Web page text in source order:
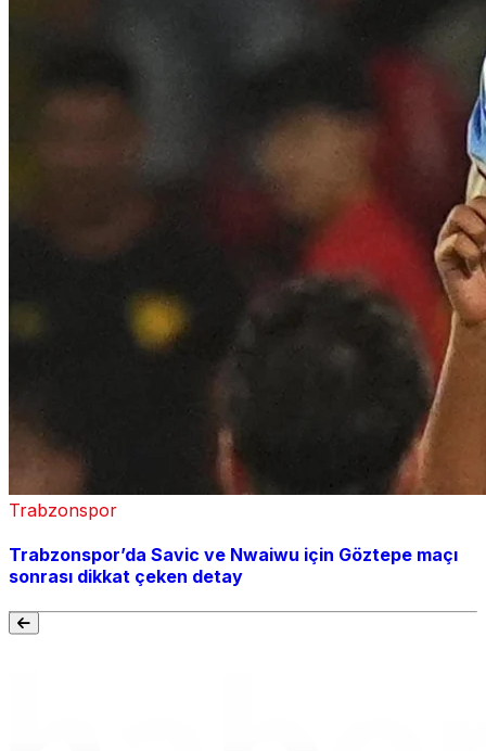
Trabzonspor
Trabzonspor’da Savic ve Nwaiwu için Göztepe maçı
sonrası dikkat çeken detay